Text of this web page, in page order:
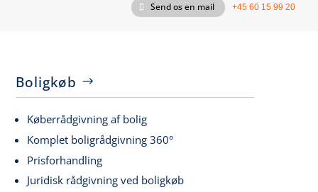
Send os en mail +45 60 15 99 20
Boligkøb
Køberrådgivning af bolig
Komplet boligrådgivning 360°
Prisforhandling
Juridisk rådgivning ved boligkøb